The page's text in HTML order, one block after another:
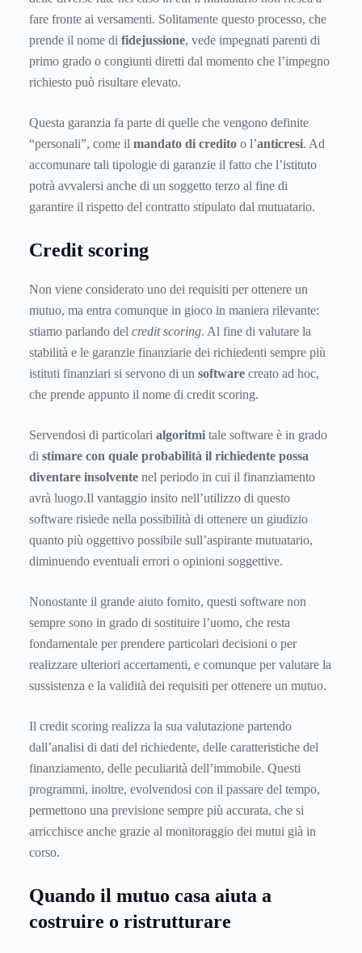
fare fronte ai versamenti. Solitamente questo processo, che
prende il nome di fidejussione, vede impegnati parenti di
primo grado o congiunti diretti dal momento che l’impegno
richiesto può risultare elevato.
Questa garanzia fa parte di quelle che vengono definite
“personali”, come il mandato di credito o l’anticresi. Ad
accomunare tali tipologie di garanzie il fatto che l’istituto
potrà avvalersi anche di un soggetto terzo al fine di
garantire il rispetto del contratto stipulato dal mutuatario.
Credit scoring
Non viene considerato uno dei requisiti per ottenere un
mutuo, ma entra comunque in gioco in maniera rilevante:
stiamo parlando del credit scoring. Al fine di valutare la
stabilità e le garanzie finanziarie dei richiedenti sempre più
istituti finanziari si servono di un software creato ad hoc,
che prende appunto il nome di credit scoring.
Servendosi di particolari algoritmi tale software è in grado
di stimare con quale probabilità il richiedente possa
diventare insolvente nel periodo in cui il finanziamento
avrà luogo.Il vantaggio insito nell’utilizzo di questo
software risiede nella possibilità di ottenere un giudizio
quanto più oggettivo possibile sull’aspirante mutuatario,
diminuendo eventuali errori o opinioni soggettive.
Nonostante il grande aiuto fornito, questi software non
sempre sono in grado di sostituire l’uomo, che resta
fondamentale per prendere particolari decisioni o per
realizzare ulteriori accertamenti, e comunque per valutare la
sussistenza e la validità dei requisiti per ottenere un mutuo.
Il credit scoring realizza la sua valutazione partendo
dall’analisi di dati del richiedente, delle caratteristiche del
finanziamento, delle peculiarità dell’immobile. Questi
programmi, inoltre, evolvendosi con il passare del tempo,
permettono una previsione sempre più accurata, che si
arricchisce anche grazie al monitoraggio dei mutui già in
corso.
Quando il mutuo casa aiuta a
costruire o ristrutturare